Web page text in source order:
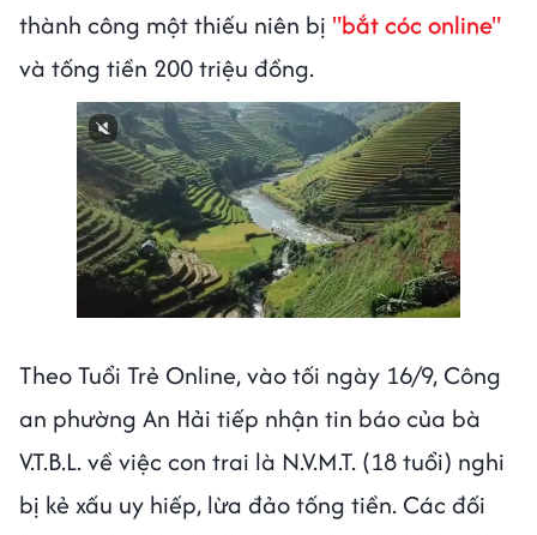
thành công một thiếu niên bị "bắt cóc online"
và tống tiền 200 triệu đồng.
Theo Tuổi Trẻ Online, vào tối ngày 16/9, Công
an phường An Hải tiếp nhận tin báo của bà
V.T.B.L. về việc con trai là N.V.M.T. (18 tuổi) nghi
bị kẻ xấu uy hiếp, lừa đảo tống tiền. Các đối